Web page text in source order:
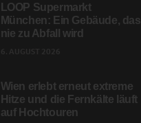
LOOP Supermarkt
München: Ein Gebäude, das
nie zu Abfall wird
Wien erlebt erneut extreme
Hitze und die Fernkälte läuft
auf Hochtouren